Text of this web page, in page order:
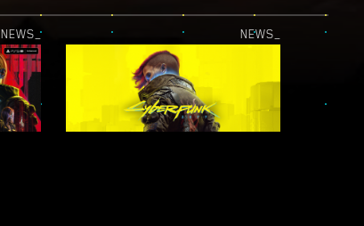
NEWS_ NEWS_